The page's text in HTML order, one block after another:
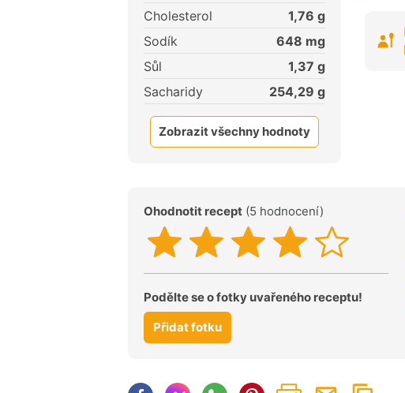
Cholesterol
1,76 g
Sodík
648 mg
Sůl
1,37 g
Sacharidy
254,29 g
Zobrazit všechny hodnoty
Ohodnotit recept (5 hodnocení)
Podělte se o fotky uvařeného receptu!
Přidat fotku